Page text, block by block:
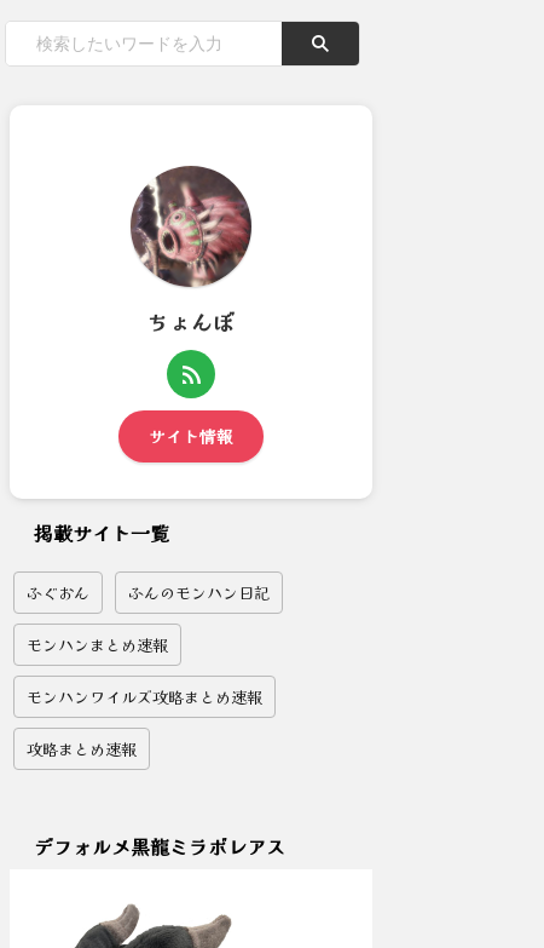
【モンハンワイルズ】今作のガ
ンランスは60fps出てな...
ちょんぼ
サイト情報
掲載サイト一覧
ふぐおん ふんのモンハン日記
モンハンまとめ速報
モンハンワイルズ攻略まとめ速報
攻略まとめ速報
デフォルメ黒龍ミラボレアス